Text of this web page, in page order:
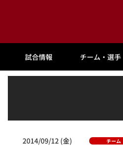
試合情報 チーム・選手
2014/09/12 (金) チーム